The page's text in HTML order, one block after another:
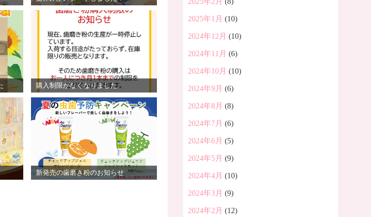
購入制限がなくなりました
新発売の歯磨き粉のお知らせ
2025年1月 (10)
2024年12月 (10)
2024年11月 (6)
2024年10月 (10)
2024年9月 (6)
2024年8月 (8)
2024年7月 (6)
2024年6月 (5)
2024年5月 (9)
2024年4月 (10)
2024年3月 (9)
2024年2月 (12)